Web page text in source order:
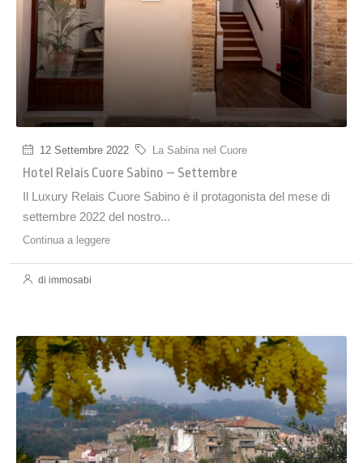
12 Settembre 2022 La Sabina nel Cuore
Hotel Relais Cuore Sabino – Settembre
Il Luxury Relais Cuore Sabino è il protagonista del mese di
settembre 2022 del nostro...
Continua a leggere
di immosabi